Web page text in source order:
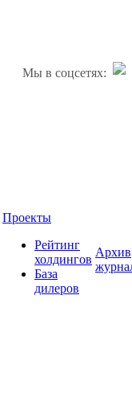
Мы в соцсетях:
Проекты
Рейтинг
холдингов
База
дилеров
Архив